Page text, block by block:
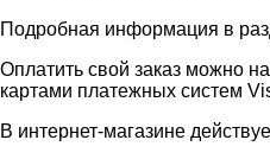
Подробная информация в
Оплатить свой заказ можно
картами платежных систем
В интернет-магазине